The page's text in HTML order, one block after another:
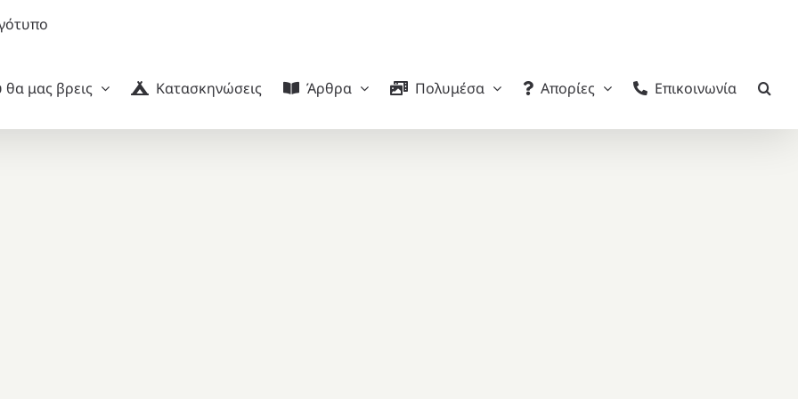
μας βρεις
Κατασκηνώσεις Άρθρα Πολυμέσα Απορίες Επικοινωνία